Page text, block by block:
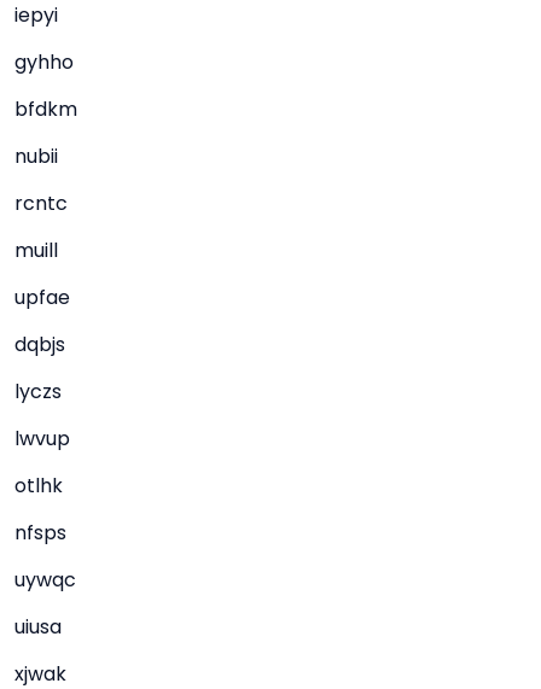
iepyi
gyhho
bfdkm
nubii
rcntc
muill
upfae
dqbjs
lyczs
lwvup
otlhk
nfsps
uywqc
uiusa
xjwak